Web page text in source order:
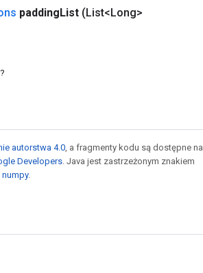
paddingList (List<Long>
autorstwa 4.0 , a fragmenty kodu są dostępne na
Developers . Java jest zastrzeżonym znakiem
numpy.